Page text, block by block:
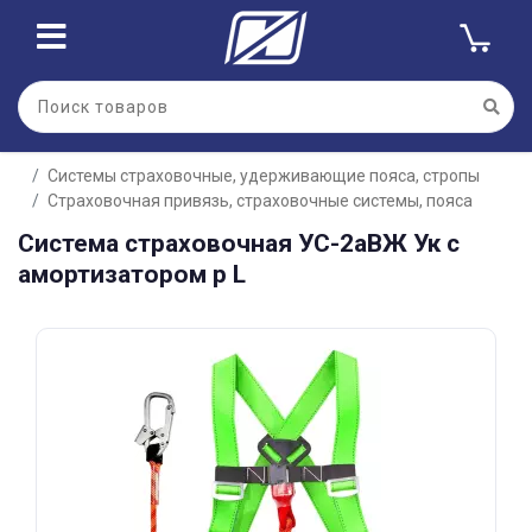
Системы страховочные, удерживающие пояса, стропы
Страховочная привязь, страховочные системы, пояса
Система страховочная УС-2аВЖ Ук с
амортизатором р L
Для клиентов всех банков
Разбейте
оплатуна части
без переплат
График платежей